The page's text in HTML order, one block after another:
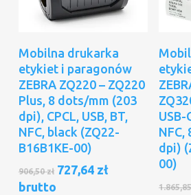
Dodaj Do Koszyka
Mobilna drukarka
etykiet i paragonów
ZEBRA ZQ220 – ZQ220
Plus, 8 dots/mm (203
dpi), CPCL, USB, BT,
NFC, black (ZQ22-
B16B1KE-00)
906,50zł Pierwotna
727,64 złAktualna
brutto
USB-
NFC,
dpi)
00)